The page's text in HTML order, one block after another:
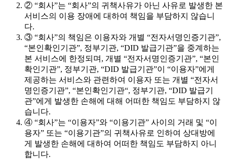
② “회사”는 “회사”의 귀책사유가 아닌 사유로 발생한 본
서비스의 이용 장애에 대하여 책임을 부담하지 않습니
다.
③ “회사”의 책임은 이용자와 개별 “전자서명인증기관”,
“본인확인기관”, 정부기관, “DID 발급기관”을 중계하는
본 서비스에 한정되며, 개별 “전자서명인증기관”, “본인
확인기관”, 정부기관, “DID 발급기관”이 “이용자”에게
제공하는 서비스와 관련하여 이용자 또는 개별 “전자서
명인증기관”, “본인확인기관“, 정부기관, “DID 발급기
관”에게 발생한 손해에 대해 어떠한 책임도 부담하지 않
습니다.
④ “회사”는 “이용자”와 “이용기관” 사이의 거래 및 “이
용자” 또는 “이용기관”의 귀책사유로 인하여 상대방에
게 발생한 손해에 대하여 어떠한 책임도 부담하지 아니
합니다.